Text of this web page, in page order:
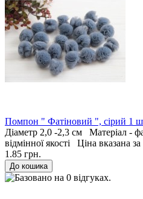
Помпон " Фатіновий ", сірий 1
Діаметр 2,0 -2,3 см Матеріал -
відмінної якості Ціна вказана
1.85 грн.